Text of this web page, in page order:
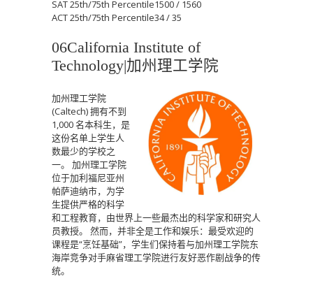
SAT 25th/75th Percentile1500 / 1560
ACT 25th/75th Percentile34 / 35
06California Institute of
Technology| 加州理工学院
加州理工学院
(Caltech) 拥有不到
1,000 名本科生，是
这份名单上学生人
数最少的学校之
一。
加州理工学院
位于加利福尼亚州
帕萨迪纳市，为学
生提供严格的科学
和工程教育，由世界上一些最杰出的科学家和研究人
员教授。
然而，并非全是工作和娱乐：最受欢迎的
课程是“烹饪基础”，学生们保持着与加州理工学院东
海岸竞争对手麻省理工学院进行友好恶作剧战争的传
统。